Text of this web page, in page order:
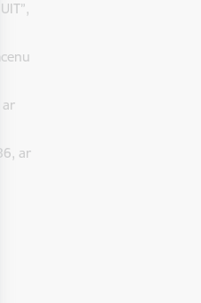
ar
ar